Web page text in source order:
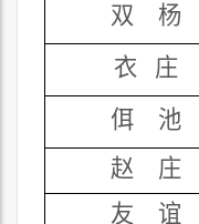
双
杨
衣
庄
佴
池
赵
庄
友
谊